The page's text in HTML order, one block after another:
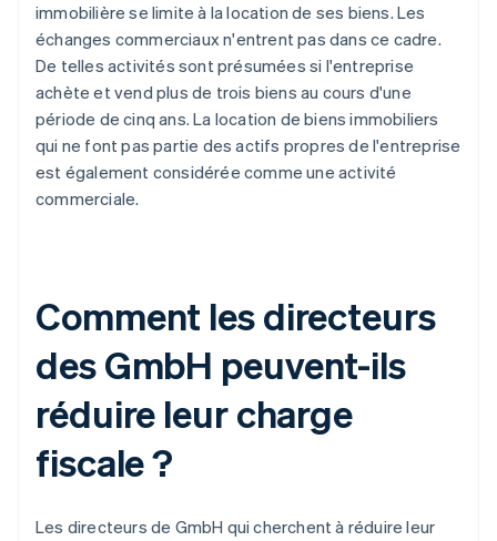
immobilière se limite à la location de ses biens. Les
échanges commerciaux n'entrent pas dans ce cadre.
De telles activités sont présumées si l'entreprise
achète et vend plus de trois biens au cours d'une
période de cinq ans. La location de biens immobiliers
qui ne font pas partie des actifs propres de l'entreprise
est également considérée comme une activité
commerciale.
Comment les directeurs
des GmbH peuvent-ils
réduire leur charge
fiscale ?
Les directeurs de GmbH qui cherchent à réduire leur